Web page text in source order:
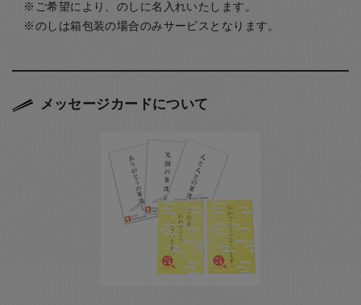
ご希望により、のしに名入れいたします。
のしは箱包装の場合のみサービスとなります。
メッセージカードについて